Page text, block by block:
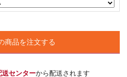
商品を注文する
送センターから配送されます